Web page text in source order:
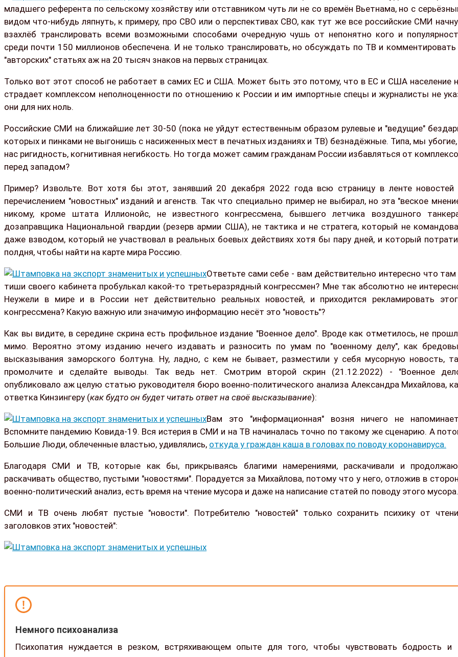
младшего референта по сельскому хозяйству или отставником чуть ли не со времён Вьетнама, но с
видом что-нибудь ляпнуть, к примеру, про СВО или о перспективах СВО, как тут же все российские СМИ
взахлёб транслировать всеми возможными способами очередную чушь от непонятно кого и
среди почти 150 миллионов обеспечена. И не только транслировать, но обсуждать по ТВ и комментировать
"авторских" статьях аж на 20 тысяч знаков на первых страницах.
Только вот этот способ не работает в самих ЕС и США. Может быть это потому, что в ЕС и США население
страдает комплексом неполноценности по отношению к России и им импортные спецы и журналисты не
они для них ноль.
Российские СМИ на ближайшие лет 30-50 (пока не уйдут естественным образом рулевые и "ведущие"
которых и пинками не выгонишь с насиженных мест в печатных изданиях и ТВ) безнадёжные. Типа, мы убогие,
нас ригидность, когнитивная негибкость. Но тогда может самим гражданам России избавляться от
перед западом?
Пример? Извольте. Вот хотя бы этот, занявший 20 декабря 2022 года всю страницу в ленте новостей
перечислением "новостных" изданий и агенств. Так что специально пример не выбирал, но эта "веское
никому, кроме штата Иллионойс, не известного конгрессмена, бывшего летчика воздушного
дозаправщика Национальной гвардии (резерв армии США), не тактика и не стратега, который не
даже взводом, который не участвовал в реальных боевых действиях хотя бы пару дней, и который
полдня, чтобы найти на карте мира Россию.
Ответьте сами себе - вам действительно интересно что там
тиши своего кабинета пробулькал какой-то третьеразрядный конгрессмен? Мне так абсолютно не
Неужели в мире и в России нет действительно реальных новостей, и приходится рекламировать
конгрессмена? Какую важную или значимую информацию несёт это "новость"?
Как вы видите, в середине скрина есть профильное издание "Военное дело". Вроде как отметилось, не
мимо. Вероятно этому изданию нечего издавать и разносить по умам по "военному делу", как
высказывания заморского болтуна. Ну, ладно, с кем не бывает, разместили у себя мусорную новость,
промолчите и сделайте выводы. Так ведь нет. Смотрим второй скрин (21.12.2022) - "Военное
опубликовало аж целую статью руководителя бюро военно-политического анализа Александра Михайлова,
ответка Кинзингеру (как будто он будет читать ответ на своё высказывание):
Вам это "информационная" возня ничего не
Вспомните пандемию Ковида-19. Вся истерия в СМИ и на ТВ начиналась точно по такому же сценарию. А
Большие Люди, облеченные властью, удивлялись, откуда у граждан каша в головах по поводу коронавируса.
Благодаря СМИ и ТВ, которые как бы, прикрываясь благими намерениями, раскачивали и
раскачивать общество, пустыми "новостями". Порадуется за Михайлова, потому что у него, отложив в
военно-политический анализ, есть время на чтение мусора и даже на написание статей по поводу этого мусора.
СМИ и ТВ очень любят пустые "новости". Потребителю "новостей" только сохранить психику от
заголовков этих "новостей":
Немного психоанализа
Психопатия нуждается в резком, встряхивающем опыте для того, чтобы чувствовать бодрость и